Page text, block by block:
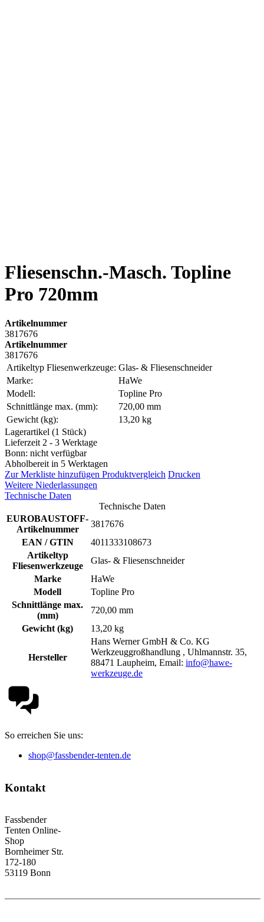
Fliesenschn.-Masch. Topline
Pro 720mm
Artikelnummer
3817676
Artikelnummer
3817676
Artikeltyp Fliesenwerkzeuge: Glas- & Fliesenschneider
Marke:
HaWe
Modell:
Topline Pro
Schnittlänge max. (mm):
720,00 mm
Gewicht (kg):
13,20 kg
Lagerartikel (1 Stück)
Lieferzeit 2 - 3 Werktage
Bonn: nicht verfügbar
Abholbereit in 5 Werktagen
Zur Merkliste hinzufügen Produktvergleich Drucken
Weitere Niederlassungen
Technische Daten
Technische Daten
EUROBAUSTOFF-
Artikelnummer
3817676
EAN / GTIN
4011333108673
Artikeltyp
Fliesenwerkzeuge
Glas- & Fliesenschneider
Marke
HaWe
Modell
Topline Pro
Schnittlänge max.
(mm)
720,00 mm
Gewicht (kg)
13,20 kg
Hersteller
Hans Werner GmbH & Co. KG
Werkzeuggroßhandlung , Uhlmannstr. 35,
88471 Laupheim, Email: info@hawe-
werkzeuge.de
So erreichen Sie uns:
shop@fassbender-tenten.de
Kontakt
Fassbender
Tenten Online-
Shop
Bornheimer Str.
172-180
53119 Bonn